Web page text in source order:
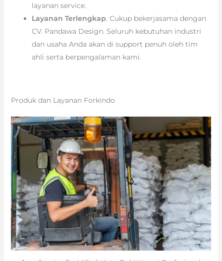
layanan service.
Layanan Terlengkap. Cukup bekerjasama dengan
CV. Pandawa Design. Seluruh kebutuhan industri
dan usaha Anda akan di support penuh oleh tim
ahli serta berpengalaman kami.
Produk dan Layanan Forkindo